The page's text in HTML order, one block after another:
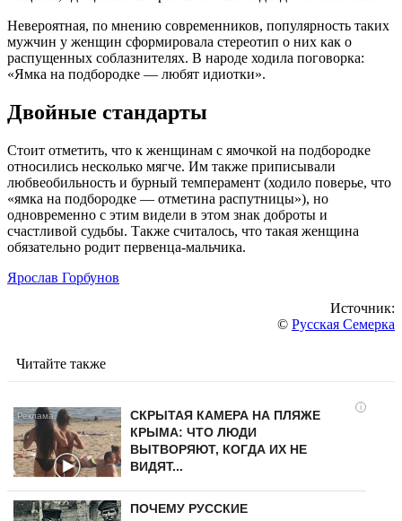
Невероятная, по мнению современников, популярность таких
мужчин у женщин сформировала стереотип о них как о
распущенных соблазнителях. В народе ходила поговорка:
«Ямка на подбородке — любят идиотки».
Двойные стандарты
Стоит отметить, что к женщинам с ямочкой на подбородке
относились несколько мягче. Им также приписывали
любвеобильность и бурный темперамент (ходило поверье, что
«ямка на подбородке — отметина распутницы»), но
одновременно с этим видели в этом знак доброты и
счастливой судьбы. Также считалось, что такая женщина
обязательно родит первенца-мальчика.
Ярослав Горбунов
Источник:
© Русская Семерка
Читайте также
i
СКРЫТАЯ КАМЕРА НА ПЛЯЖЕ
КРЫМА: ЧТО ЛЮДИ
ВЫТВОРЯЮТ, КОГДА ИХ НЕ
ВИДЯТ...
ПОЧЕМУ РУССКИЕ